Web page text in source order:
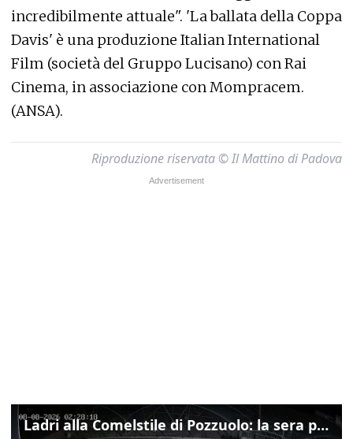
incredibilmente attuale". 'La ballata della Coppa
Davis' è una produzione Italian International
Film (società del Gruppo Lucisano) con Rai
Cinema, in associazione con Mompracem.
(ANSA).
Riproduzione riservata © Il Mattino di Padova
Ladri alla Comelstile di Pozzuolo: la sera prima il tentato furto a Buja, ecco le immagini